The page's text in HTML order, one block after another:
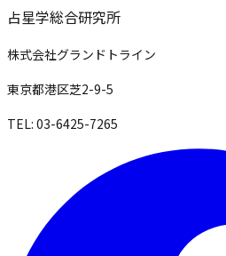
占星学総合研究所
株式会社グランドトライン
東京都港区芝2-9-5
TEL: 03-6425-7265